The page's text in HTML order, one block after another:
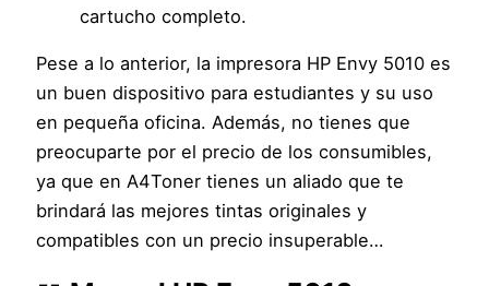
cartucho completo.
Pese a lo anterior, la impresora HP Envy 5010 es
un buen dispositivo para estudiantes y su uso
en pequeña oficina. Además, no tienes que
preocuparte por el precio de los consumibles,
ya que en A4Toner tienes un aliado que te
brindará las mejores tintas originales y
compatibles con un precio insuperable…